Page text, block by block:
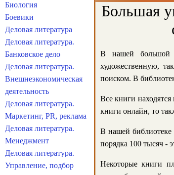
Большая
В нашей большой
художественную,
поиском. В
Все книги
книги онлайн, то
В нашей библиотеке
порядка 100 тысяч -
Некоторые книги
Биология
Боевики
Деловая литература
Деловая литература.
Банковское дело
Деловая литература.
Внешнеэкономическая
деятельность
Деловая литература.
Маркетинг, PR, реклама
Деловая литература.
Менеджмент
Деловая литература.
Управление, подбор